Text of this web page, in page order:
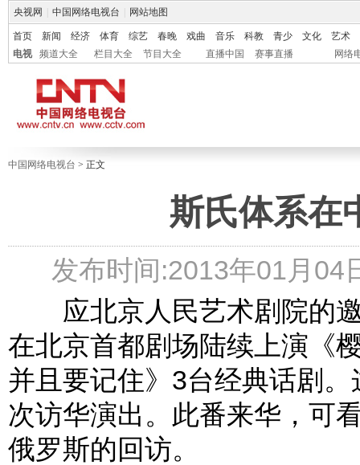
央视网 中国网络电视台 网站地图
首页 新闻 经济 体育 综艺 春晚 戏曲 音乐 科教 青少 文化
艺术
电视
频道大全 栏目大全 节目大全 直播中国 赛事直播 网络
中国网络电视台 > 正文
斯氏体系在
发布时间:2013年01月04
应北京人民艺术剧院的邀
在北京首都剧场陆续上演《
并且要记住》3台经典话剧
次访华演出。此番来华，可
俄罗斯的回访。